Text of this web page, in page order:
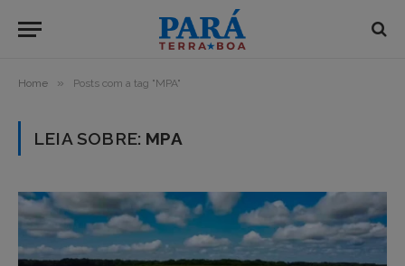
Home » Posts com a tag "MPA"
LEIA SOBRE: MPA